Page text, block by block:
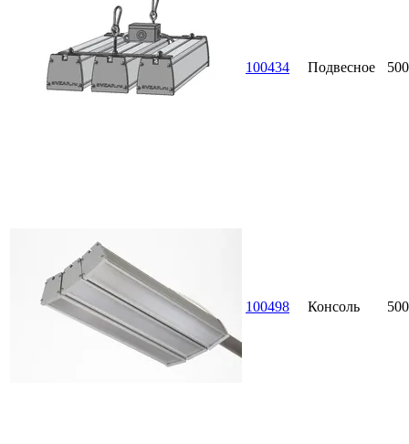
100434 Подвесное
100498 Консоль